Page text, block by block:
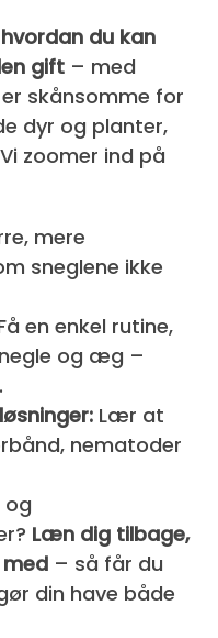
hvordan du kan
gift – med
skånsomme for
dyr og planter,
zoomer ind på
mere
sneglene ikke
en enkel rutine,
og æg –
Lær at
nematoder
Læn dig tilbage,
– så får du
din have både